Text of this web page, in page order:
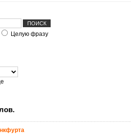
Целую фразу